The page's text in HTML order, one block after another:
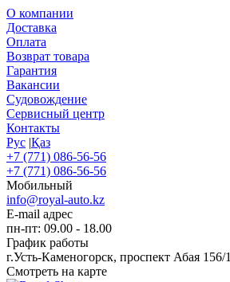
О компании
Доставка
Оплата
Возврат товара
Гарантия
Вакансии
Судовождение
Сервисный центр
Контакты
Рус |Қаз
+7 (771) 086-56-56
+7 (771) 086-56-56
Мобильный
info@royal-auto.kz
E-mail адрес
пн-пт: 09.00 - 18.00
График работы
г.Усть-Каменогорск, проспект Абая 156/1
Смотреть на карте